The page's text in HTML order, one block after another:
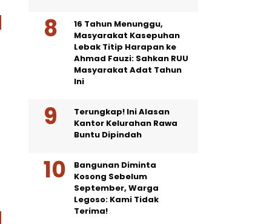
16 Tahun Menunggu,
Masyarakat Kasepuhan
Lebak Titip Harapan ke
Ahmad Fauzi: Sahkan RUU
Masyarakat Adat Tahun
Ini
Terungkap! Ini Alasan
Kantor Kelurahan Rawa
Buntu Dipindah
Bangunan Diminta
Kosong Sebelum
September, Warga
Legoso: Kami Tidak
Terima!